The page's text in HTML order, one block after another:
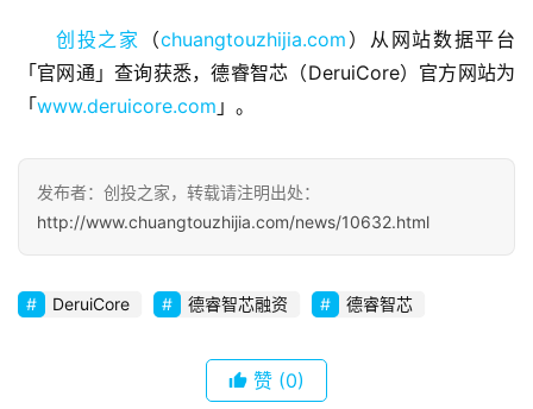
商
业
察
初
创
企
业
投稿
创投之家 （chuangtouzhijia.com ）从网站数据平台
「官网通」查询获悉，德睿智芯（DeruiCore）官方网站为
「www.deruicore.com 」。
发布者：创投之家，转载请注明出处：
http://www.chuangtouzhijia.com/news/10632.html
DeruiCore 德睿智芯融资 德睿智芯
赞 (0)